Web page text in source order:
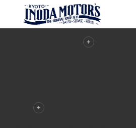
1月休業日のご案内